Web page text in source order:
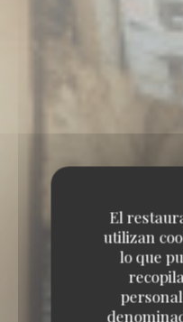
El
utilizan
lo que